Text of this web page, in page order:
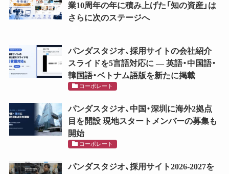
業10周年の年に積み上げた「知の資産」は
さらに次のステージへ
パンダスタジオ、採用サイトの会社紹介
スライドを5言語対応に ― 英語・中国語・
韓国語・ベトナム語版を新たに掲載
コーポレート
パンダスタジオ、中国・深圳に海外2拠点
目を開設 現地スタートメンバーの募集も
開始
コーポレート
パンダスタジオ、採用サイト2026-2027を